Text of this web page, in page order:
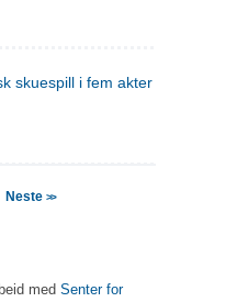
skuespill i fem akter
Neste>>
med Senter for